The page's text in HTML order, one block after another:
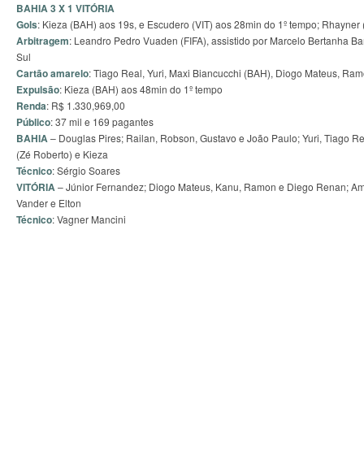
BAHIA 3 X 1 VITÓRIA
Gols: Kieza (BAH) aos 19s, e Escudero (VIT) aos 28min do 1º tempo;
Arbitragem: Leandro Pedro Vuaden (FIFA), assistido por Marcelo Bertanha
Sul
Cartão amarelo: Tiago Real, Yuri, Maxi Biancucchi (BAH), Diogo Mateus,
Expulsão: Kieza (BAH) aos 48min do 1º tempo
Renda: R$ 1.330,969,00
Público: 37 mil e 169 pagantes
BAHIA– Douglas Pires; Railan, Robson, Gustavo e João Paulo; Yuri, Tiago
(Zé Roberto) e Kieza
Técnico: Sérgio Soares
VITÓRIA– Júnior Fernandez; Diogo Mateus, Kanu, Ramon e Diego Renan;
Vander e Elton
Técnico: Vagner Mancini